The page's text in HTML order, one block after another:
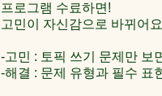
프로그램 수료하면!
고민이 자신감으로 바뀌어
-고민 : 토픽 쓰기 문제만 보
-해결 : 문제 유형과 필수 표